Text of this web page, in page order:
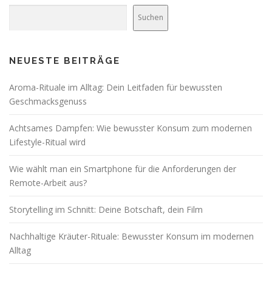
Suchen
NEUESTE BEITRÄGE
Aroma-Rituale im Alltag: Dein Leitfaden für bewussten
Geschmacksgenuss
Achtsames Dampfen: Wie bewusster Konsum zum modernen
Lifestyle-Ritual wird
Wie wählt man ein Smartphone für die Anforderungen der
Remote-Arbeit aus?
Storytelling im Schnitt: Deine Botschaft, dein Film
Nachhaltige Kräuter-Rituale: Bewusster Konsum im modernen
Alltag